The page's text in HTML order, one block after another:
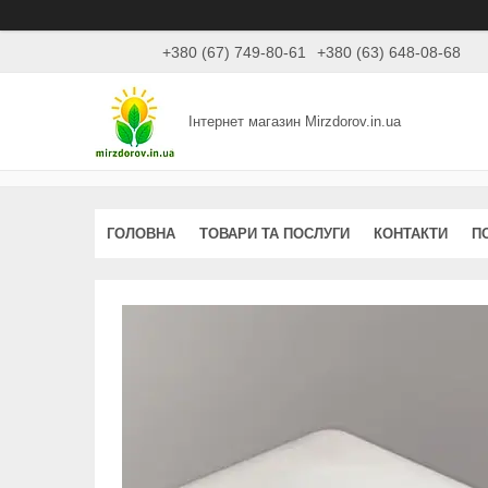
+380 (67) 749-80-61 +380 (63) 648-08-68
Інтернет магазин Mirzdorov.in.ua
ГОЛОВНА ТОВАРИ ТА ПОСЛУГИ КОНТАКТИ